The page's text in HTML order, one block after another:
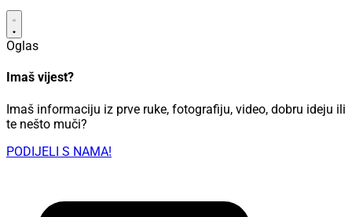
Oglas
Imaš vijest?
Imaš informaciju iz prve ruke, fotografiju, video, dobru ideju ili
te nešto muči?
PODIJELI S NAMA!